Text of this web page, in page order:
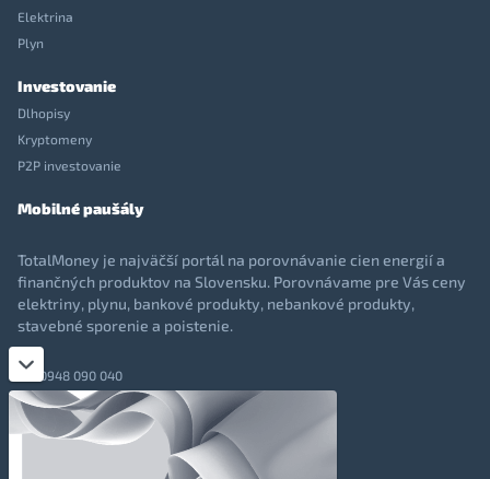
Elektrina
Plyn
Investovanie
Dlhopisy
Kryptomeny
P2P investovanie
Mobilné paušály
TotalMoney je najväčší portál na porovnávanie cien energií a
finančných produktov na Slovensku. Porovnávame pre Vás ceny
elektriny, plynu, bankové produkty, nebankové produkty,
stavebné sporenie a poistenie.
0948 090 040
+421 948 090 051
info@totalmoney.sk